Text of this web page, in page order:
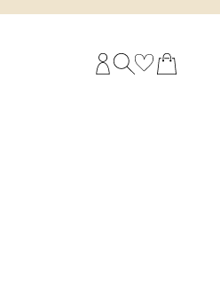
COMPTE CLIENT
RECHERCHEPANIER